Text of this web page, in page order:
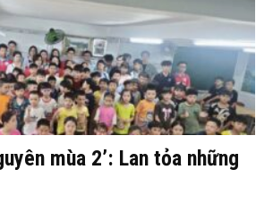
mùa 2’: Lan tỏa những